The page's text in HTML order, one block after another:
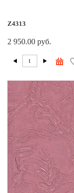
Z4313
2 950.00 руб.